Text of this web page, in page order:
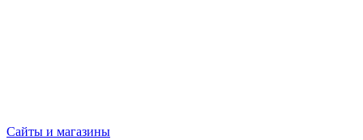
Сайты и магазины